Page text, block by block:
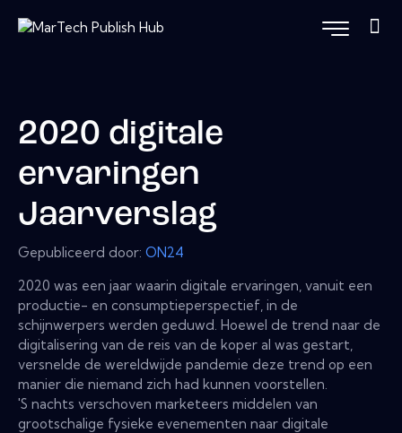
2020 digitale
ervaringen
Jaarverslag
Gepubliceerd door: ON24
2020 was een jaar waarin digitale ervaringen, vanuit een
productie- en consumptieperspectief, in de
schijnwerpers werden geduwd. Hoewel de trend naar de
digitalisering van de reis van de koper al was gestart,
versnelde de wereldwijde pandemie deze trend op een
manier die niemand zich had kunnen voorstellen.
'S nachts verschoven marketeers middelen van
grootschalige fysieke evenementen naar digitale